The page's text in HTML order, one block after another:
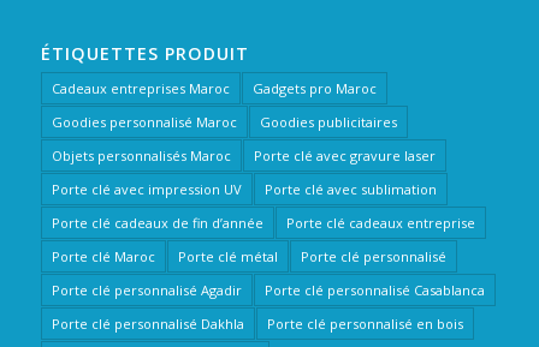
ÉTIQUETTES PRODUIT
Cadeaux entreprises Maroc
Gadgets pro Maroc
Goodies personnalisé Maroc
Goodies publicitaires
Objets personnalisés Maroc
Porte clé avec gravure laser
Porte clé avec impression UV
Porte clé avec sublimation
Porte clé cadeaux de fin d’année
Porte clé cadeaux entreprise
Porte clé Maroc
Porte clé métal
Porte clé personnalisé
Porte clé personnalisé Agadir
Porte clé personnalisé Casablanca
Porte clé personnalisé Dakhla
Porte clé personnalisé en bois